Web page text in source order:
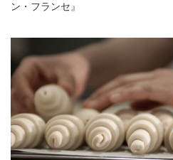
ン・フランセ』